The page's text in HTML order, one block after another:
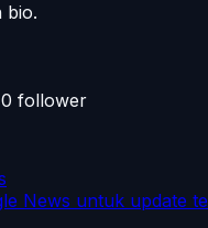
bio.
0 follower
News untuk update